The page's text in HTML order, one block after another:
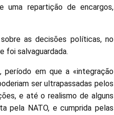
uma repartição de encargos,
as decisões políticas, no
foi salvaguardada.
período em que a «integração
ser ultrapassadas pelos
e até o realismo de alguns
pela NATO, e cumprida pelas